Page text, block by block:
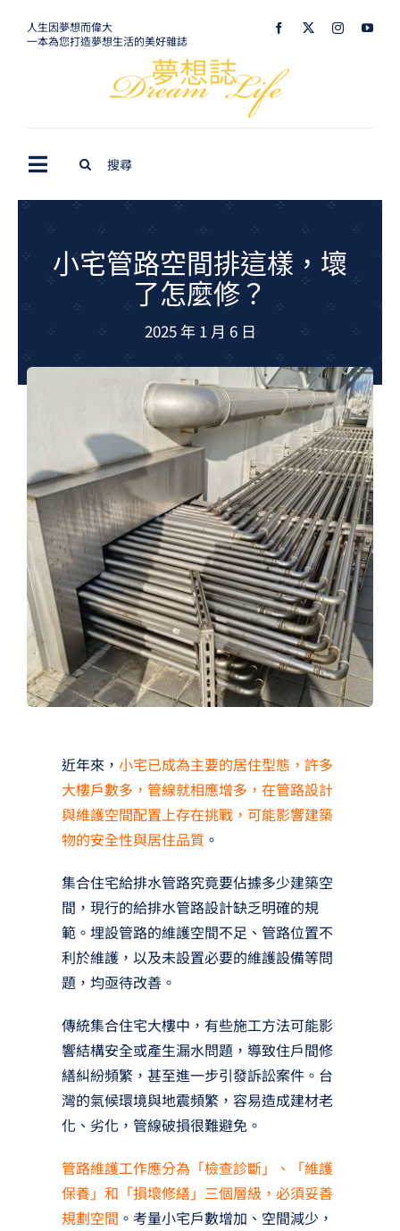
人生因夢想而偉大
一本為您打造夢想生活的美好雜誌
Toggle
Navigation
生活美學
夢想旅遊
夢想TV
GCU大賽
夢想購物
小宅管路空間排這樣，壞
了怎麼修？
2025 年 1 月 6 日
近年來， 小宅已成為主要的居住型態，許多
大樓戶數多，管線就相應增多，在管路設計
與維護空間配置上存在挑戰，可能影響建築
物的安全性與居住品質。
集合住宅給排水管路究竟要佔據多少建築空
間，現行的給排水管路設計缺乏明確的規
範。埋設管路的維護空間不足、管路位置不
利於維護，以及未設置必要的維護設備等問
題，均亟待改善。
傳統集合住宅大樓中，有些施工方法可能影
響結構安全或產生漏水問題，導致住戶間修
繕糾紛頻繁，甚至進一步引發訴訟案件。台
灣的氣候環境與地震頻繁，容易造成建材老
化、劣化，管線破損很難避免。
管路維護工作應分為「檢查診斷」、「維護
保養」和「損壞修繕」三個層級，必須妥善
規劃空間 。考量小宅戶數增加、空間減少，